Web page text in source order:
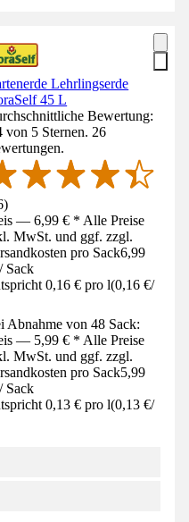
Lehrlingserde
45 L
Bewertung:
von 5 Sternen. 26
)
— 6,99 € * Alle Preise
MwSt. und ggf. zzgl.
pro Sack6,99
/ Sack
0,16 € pro l(0,16 €/
Abnahme von 48 Sack:
— 5,99 € * Alle Preise
MwSt. und ggf. zzgl.
pro Sack5,99
/ Sack
0,13 € pro l(0,13 €/